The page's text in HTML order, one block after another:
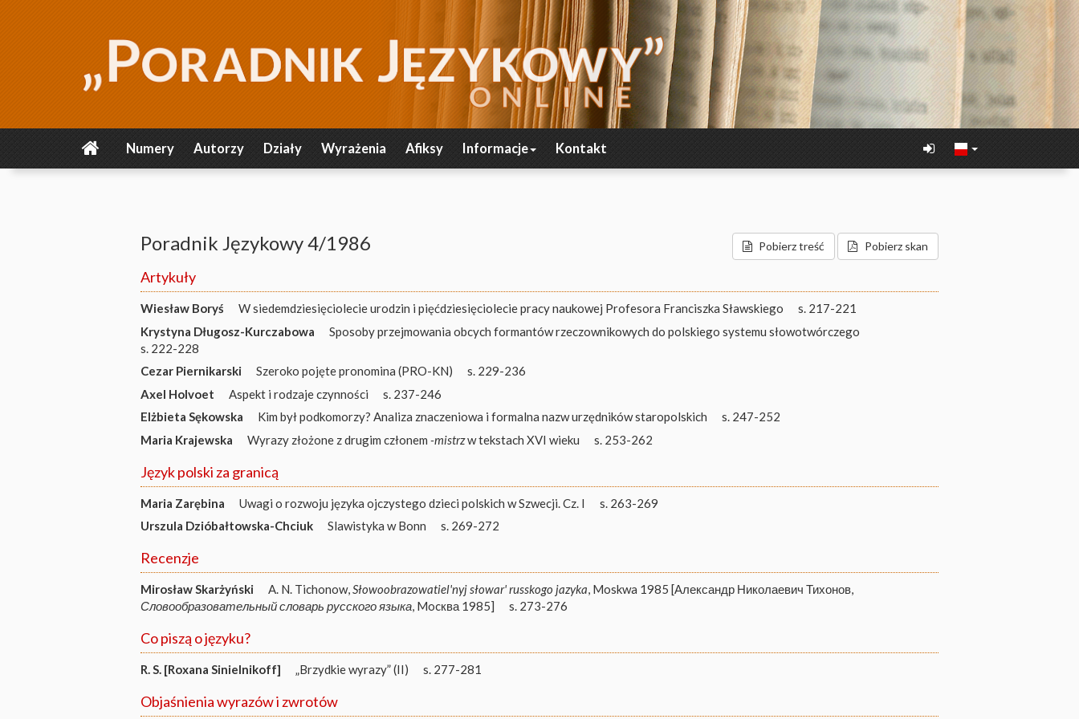
Numery Autorzy Działy Wyrażenia Afiksy Informacje Kontakt
Pobierz treść Pobierz skan
Poradnik Językowy 4/1986
Artykuły
Wiesław Boryś W siedemdziesięciolecie urodzin i pięćdziesięciolecie pracy naukowej Profesora Franciszka Sławskiego
s. 217-221
Krystyna Długosz-Kurczabowa
Sposoby przejmowania obcych formantów rzeczownikowych do polskiego systemu słowotwórczego
s. 222-228
Cezar Piernikarski
Szeroko pojęte pronomina (PRO-KN)
s. 229-236
Axel Holvoet
Aspekt i rodzaje czynności
s. 237-246
Elżbieta Sękowska
Kim był podkomorzy? Analiza znaczeniowa i formalna nazw urzędników staropolskich
s. 247-252
Maria Krajewska
Wyrazy złożone z drugim członem -mistrzw tekstach XVI wieku s. 253-262
Język polski za granicą
Maria Zarębina Uwagi o rozwoju języka ojczystego dzieci polskich w Szwecji. Cz. I
s. 263-269
Urszula Dzióbałtowska-Chciuk
Slawistyka w Bonn s. 269-272
Recenzje
Mirosław Skarżyński A. N. Tichonow,Słowoobrazowatiel'nyj słowar' russkogo jazyka, Moskwa 1985 [Александр Николаевич Тихонов,
Словообразовательный словарь русского языка, Mocква 1985] s. 273-276
Co piszą o języku?
R. S. [Roxana Sinielnikoff] „Brzydkie wyrazy” (II) s. 277-281
Objaśnienia wyrazów i zwrotów